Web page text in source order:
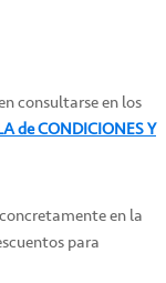
consultarse en los
de CONDICIONES Y
en la
para